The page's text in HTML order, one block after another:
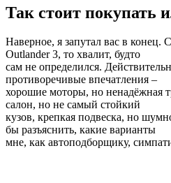
Так стоит покупать
Наверное, я запутал вас в конец.
Outlander 3, то хвалит, будто
сам не определился.
противоречивые впечатления –
хорошие моторы, но ненадёжная
салон, но не самый стойкий
кузов, крепкая подвеска, но
бы разъяснить, какие варианты
мне, как автоподборщику,